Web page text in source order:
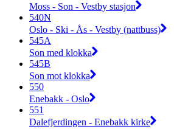
Moss - Son - Vestby stasjon
540N
Oslo - Ski - Ås - Vestby (nattbuss)
545A
Son med klokka
545B
Son mot klokka
550
Enebakk - Oslo
551
Dalefjerdingen - Enebakk kirke